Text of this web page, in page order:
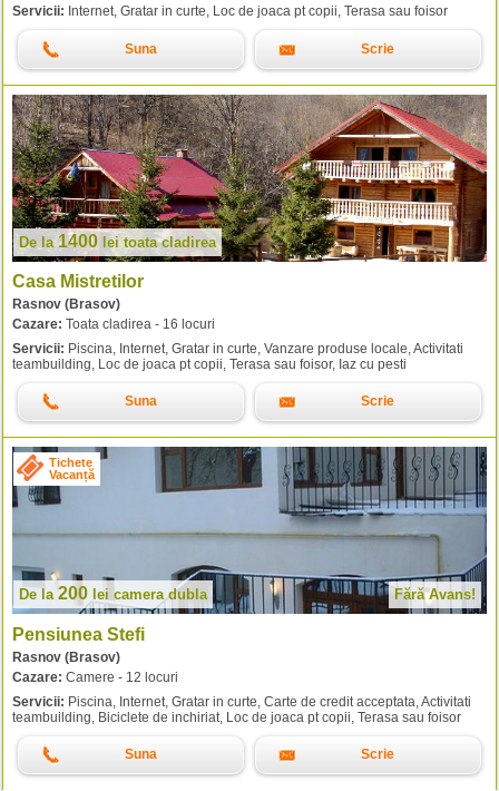
Servicii: Internet, Gratar in curte, Loc de joaca pt copii, Terasa sau foisor
Suna Scrie
De la 1400 lei toata cladirea
Casa Mistretilor
Rasnov (Brasov)
Cazare: Toata cladirea - 16 locuri
Servicii: Piscina, Internet, Gratar in curte, Vanzare produse locale, Activitati
teambuilding, Loc de joaca pt copii, Terasa sau foisor, Iaz cu pesti
Suna Scrie
Tichete
Vacanță
De la 200 lei camera dubla Fără Avans!
Pensiunea Stefi
Rasnov (Brasov)
Cazare: Camere - 12 locuri
Servicii: Piscina, Internet, Gratar in curte, Carte de credit acceptata, Activitati
teambuilding, Biciclete de inchiriat, Loc de joaca pt copii, Terasa sau foisor
Suna Scrie